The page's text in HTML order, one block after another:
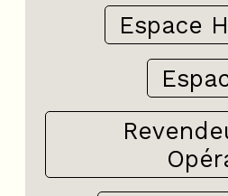
Espace